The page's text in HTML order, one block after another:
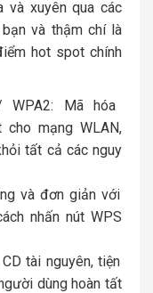
và xuyên qua các
và thậm chí là
hot spot chính
WPA2: Mã hóa
mạng WLAN,
tất cả các nguy
và đơn giản với
nhấn nút WPS
tài nguyên, tiện
dùng hoàn tất